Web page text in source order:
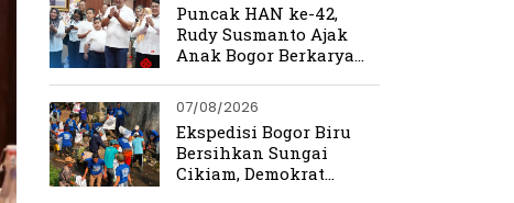
Puncak HAN ke-42,
Rudy Susmanto Ajak
Anak Bogor Berkarya
07/08/2026
Ekspedisi Bogor Biru
Bersihkan Sungai
Cikiam, Demokrat